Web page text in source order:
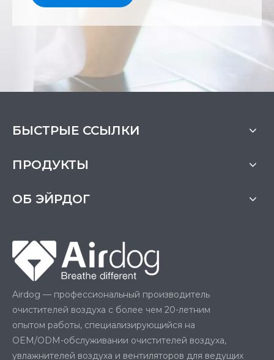
БЫСТРЫЕ ССЫЛКИ
ПРОДУКТЫ
ОБ ЭЙРДОГ
Airdog — профессиональный производитель
очистителей воздуха с более чем 20-летним
опытом работы, специализирующийся на
OEM/ODM-обслуживании очистителей воздуха,
увлажнителей воздуха и вентиляторов для ведущих